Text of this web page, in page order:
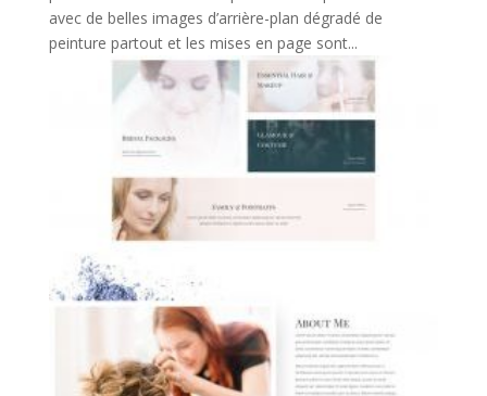
avec de belles images d’arrière-plan dégradé de
peinture partout et les mises en page sont...